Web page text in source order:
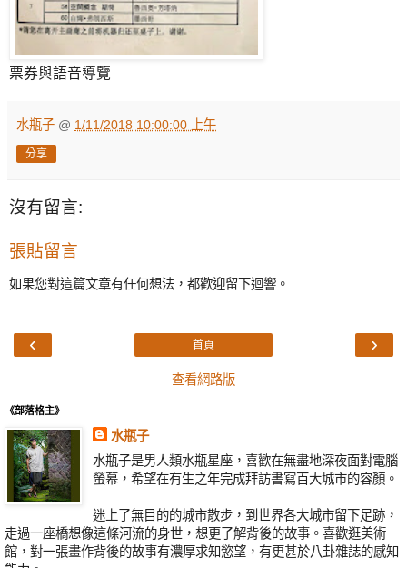
票券與語音導覽
水瓶子 @ 1/11/2018 10:00:00 上午
分享
沒有留言:
張貼留言
如果您對這篇文章有任何想法，都歡迎留下迴響。
‹ ›
首頁
查看網路版
《部落格主》
水瓶子
水瓶子是男人類水瓶星座，喜歡在無盡地深夜面對電腦
螢幕，希望在有生之年完成拜訪書寫百大城市的容顏。
迷上了無目的的城市散步，到世界各大城市留下足跡，
走過一座橋想像這條河流的身世，想更了解背後的故事。喜歡逛美術
館，對一張畫作背後的故事有濃厚求知慾望，有更甚於八卦雜誌的感知